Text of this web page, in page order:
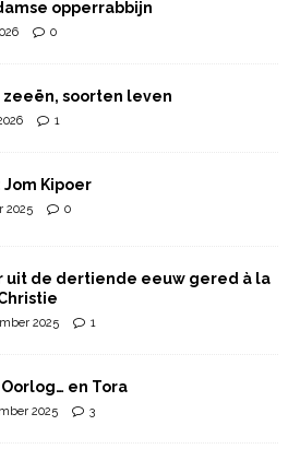
opperrabbijn
0
zeeën, soorten leven
1
Jom Kipoer
2025 0
uit de dertiende eeuw gered à la
2025 1
en Tora
2025 3